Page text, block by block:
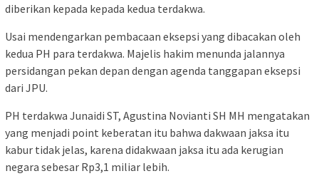
diberikan kepada kepada kedua terdakwa.
Usai mendengarkan pembacaan eksepsi yang dibacakan oleh
kedua PH para terdakwa. Majelis hakim menunda jalannya
persidangan pekan depan dengan agenda tanggapan eksepsi
dari JPU.
PH terdakwa Junaidi ST, Agustina Novianti SH MH mengatakan
yang menjadi point keberatan itu bahwa dakwaan jaksa itu
kabur tidak jelas, karena didakwaan jaksa itu ada kerugian
negara sebesar Rp3,1 miliar lebih.